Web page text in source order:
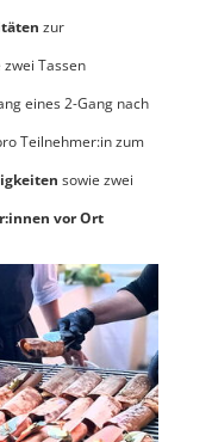
zur
zwei Tassen
eines 2-Gang nach
Teilnehmer:in zum
sowie zwei
vor Ort